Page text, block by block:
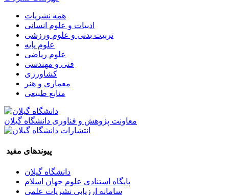
همه نشریات
ادبیات و علوم انسانی
تربیت بدنی و علوم ورزشی
علوم پایه
علوم ریاضی
فنی و مهندسی
کشاورزی
معماری و هنر
منابع طبیعی
معاونت پژوهش و فناوری دانشگاه گیلان
پیوندهای مفید
دانشگاه گیلان
پایگاه استنادی علوم جهان اسلام
سامانه ارزیابی نشریات علمی